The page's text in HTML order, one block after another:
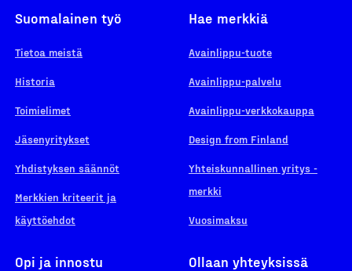
Suomalainen työ
Tietoa meistä
Historia
Toimielimet
Jäsenyritykset
Yhdistyksen säännöt
Merkkien kriteerit ja
käyttöehdot
Hae merkkiä
Avainlippu-tuote
Avainlippu-palvelu
Avainlippu-verkkokauppa
Design from Finland
Yhteiskunnallinen yritys -
merkki
Vuosimaksu
Opi ja innostu Ollaan yhteyksissä